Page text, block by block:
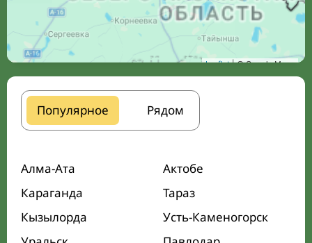
Leaflet| © Google Maps
Популярное Рядом
Алма-Ата
Актобе
Караганда
Тараз
Кызылорда
Усть-Каменогорск